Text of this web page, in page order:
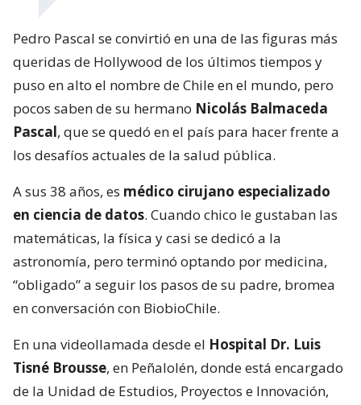
Pedro Pascal se convirtió en una de las figuras más
queridas de Hollywood de los últimos tiempos y
puso en alto el nombre de Chile en el mundo, pero
pocos saben de su hermano Nicolás Balmaceda
Pascal, que se quedó en el país para hacer frente a
los desafíos actuales de la salud pública.
A sus 38 años, es médico cirujano especializado
en ciencia de datos. Cuando chico le gustaban las
matemáticas, la física y casi se dedicó a la
astronomía, pero terminó optando por medicina,
“obligado” a seguir los pasos de su padre, bromea
en conversación con BiobioChile.
En una videollamada desde el Hospital Dr. Luis
Tisné Brousse, en Peñalolén, donde está encargado
de la Unidad de Estudios, Proyectos e Innovación,